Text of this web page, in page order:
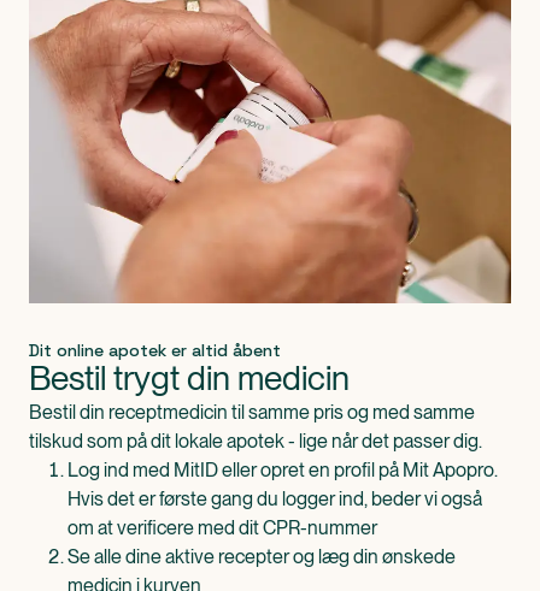
Dit online apotek er altid åbent
Bestil trygt din medicin
Bestil din receptmedicin til samme pris og med samme
tilskud som på dit lokale apotek - lige når det passer dig.
Log ind med MitID eller opret en profil på Mit Apopro.
Hvis det er første gang du logger ind, beder vi også
om at verificere med dit CPR-nummer
Se alle dine aktive recepter og læg din ønskede
medicin i kurven